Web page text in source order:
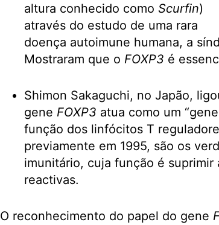
altura conhecido como Scurfin)
através do estudo de uma rara
doença autoimune humana, a
Mostraram que o FOXP3 é
Shimon Sakaguchi, no Japão,
gene FOXP3 atua como um
função dos linfócitos T
previamente em 1995, são os
imunitário, cuja função é
reactivas.
O reconhecimento do papel do gene